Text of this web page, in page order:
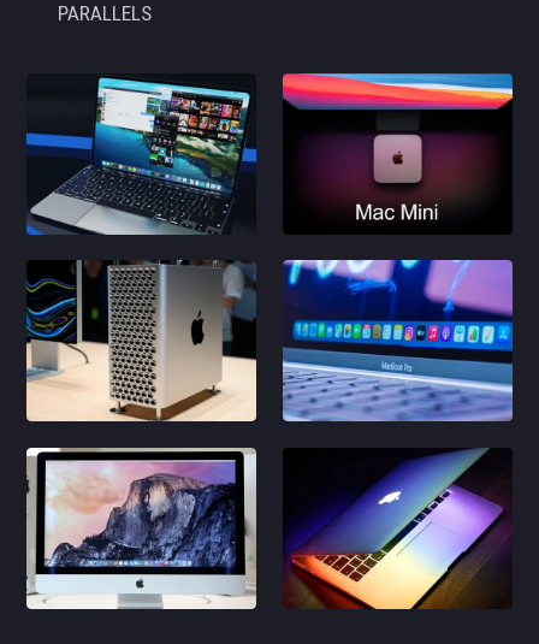
PARALLELS